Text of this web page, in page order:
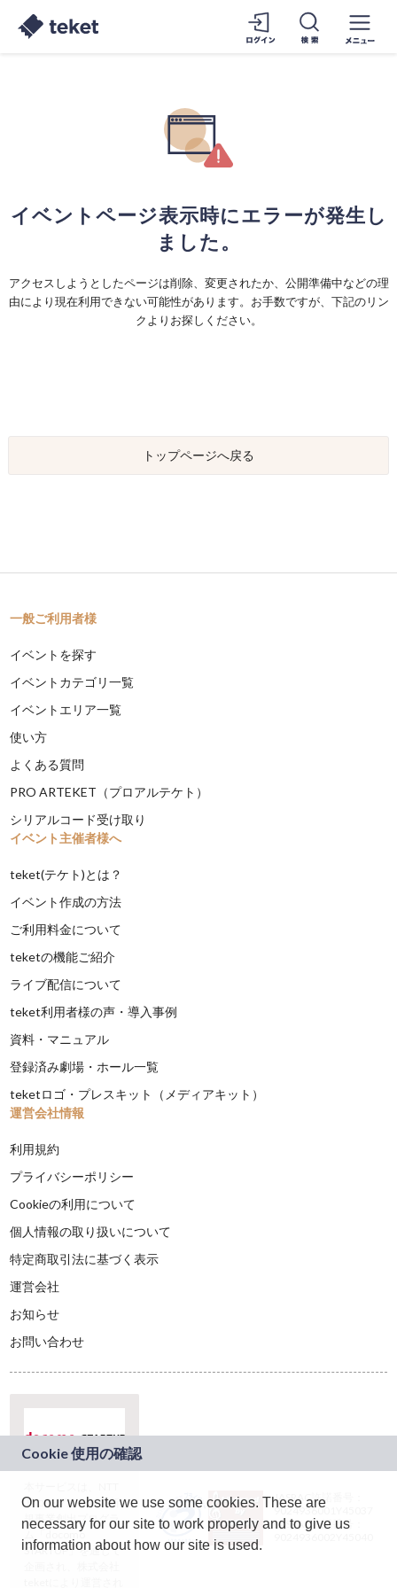
イベントページ表示時にエラーが発生し
ました。
アクセスしようとしたページは削除、変更されたか、公開準備中などの理
由により現在利用できない可能性があります。お手数ですが、下記のリン
クよりお探しください。
トップページへ戻る
一般ご利用者様
イベントを探す
イベントカテゴリ一覧
イベントエリア一覧
使い方
よくある質問
PRO ARTEKET（プロアルテケト）
シリアルコード受け取り
イベント主催者様へ
teket(テケト)とは？
イベント作成の方法
ご利用料金について
teketの機能ご紹介
ライブ配信について
teket利用者様の声・導入事例
資料・マニュアル
登録済み劇場・ホール一覧
teketロゴ・プレスキット（メディアキット）
運営会社情報
利用規約
プライバシーポリシー
Cookieの利用について
個人情報の取り扱いについて
特定商取引法に基づく表示
運営会社
お知らせ
お問い合わせ
ドコモグループの新
規事業創出プログラ
ム「docomo
STARTUP」を通じて
JASRAC許諾番号：
9024936001Y45037
JASRAC許諾番号：
On our website we use some cookies. These are
necessary for our site to work properly and to give us
information about how our site is used.